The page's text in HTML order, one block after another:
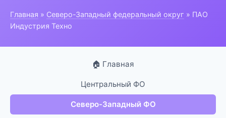
Главная » Северо-Западный федеральный округ » ПАО
Индустрия Техно
🏠 Главная
Центральный ФО
Северо-Западный ФО